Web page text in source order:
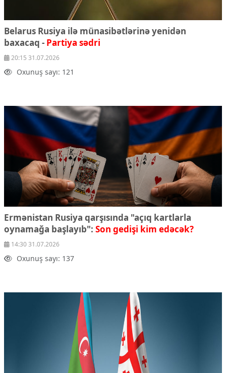
Belarus Rusiya ilə münasibətlərinə yenidən
baxacaq - Partiya sədri
20:15 31.07.2026
Oxunuş sayı: 121
Ermənistan Rusiya qarşısında "açıq kartlarla
oynamağa başlayıb": Son gedişi kim edəcək?
14:30 31.07.2026
Oxunuş sayı: 137